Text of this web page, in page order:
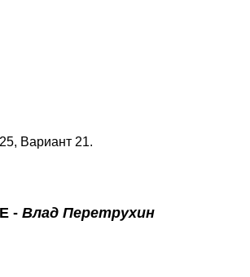
Вариант 21.
- Влад Перетрухин